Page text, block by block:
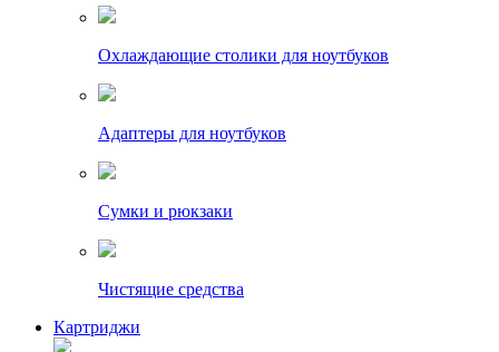
Охлаждающие столики для ноутбуков
Адаптеры для ноутбуков
Сумки и рюкзаки
Чистящие средства
Картриджи